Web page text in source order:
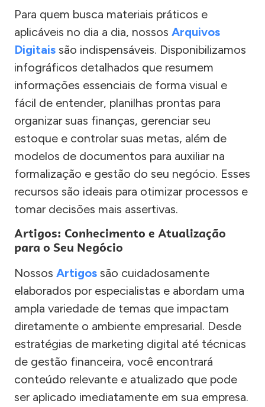
Para quem busca materiais práticos e
aplicáveis no dia a dia, nossos Arquivos
Digitais são indispensáveis. Disponibilizamos
infográficos detalhados que resumem
informações essenciais de forma visual e
fácil de entender, planilhas prontas para
organizar suas finanças, gerenciar seu
estoque e controlar suas metas, além de
modelos de documentos para auxiliar na
formalização e gestão do seu negócio. Esses
recursos são ideais para otimizar processos e
tomar decisões mais assertivas.
Artigos: Conhecimento e Atualização
para o Seu Negócio
Nossos Artigos são cuidadosamente
elaborados por especialistas e abordam uma
ampla variedade de temas que impactam
diretamente o ambiente empresarial. Desde
estratégias de marketing digital até técnicas
de gestão financeira, você encontrará
conteúdo relevante e atualizado que pode
ser aplicado imediatamente em sua empresa.